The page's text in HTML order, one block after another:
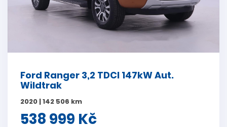
Ford Ranger 3,2 TDCI 147kW Aut.
Wildtrak
2020 | 142 506 km
538 999 Kč